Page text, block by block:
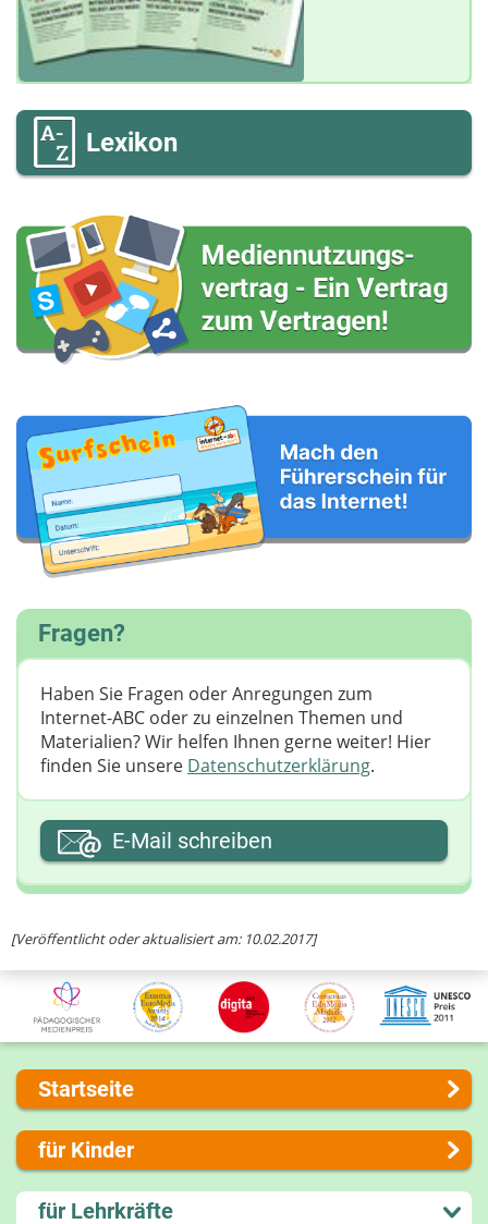
[Veröffentlicht oder aktualisiert am: 10.02.2017]
Lexikon
Fragen?
Haben Sie Fragen oder Anregungen zum
Internet-ABC oder zu einzelnen Themen und
Materialien? Wir helfen Ihnen gerne weiter! ​Hier
finden Sie unsere Datenschutzerklärung.
Ihre E-Mail-Adresse
E-Mail schreiben
Startseite
Über uns
Presse
Kontakt
für Kinder
Lernen und Schule
für Lehrkräfte